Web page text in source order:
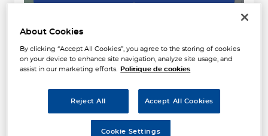
Mardi 08:00 - 12:0014:00 - 18:00
Mercredi 08:00 - 12:0014:00 - 18:00
08:00 - 12:00
About Cookies
By clicking “Accept All Cookies”, you agree to the storing of cookies
on your device to enhance site navigation, analyze site usage, and
assist in our marketing efforts.
Politique de cookies
Reject All Accept All Cookies
Cookie Settings